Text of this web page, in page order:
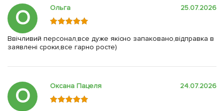
О Ольга 25.07.2026
Ввічливий персонал,все дуже якісно запаковано,відправка в
заявлені сроки,все гарно росте)
О Оксана Пацеля 24.07.2026